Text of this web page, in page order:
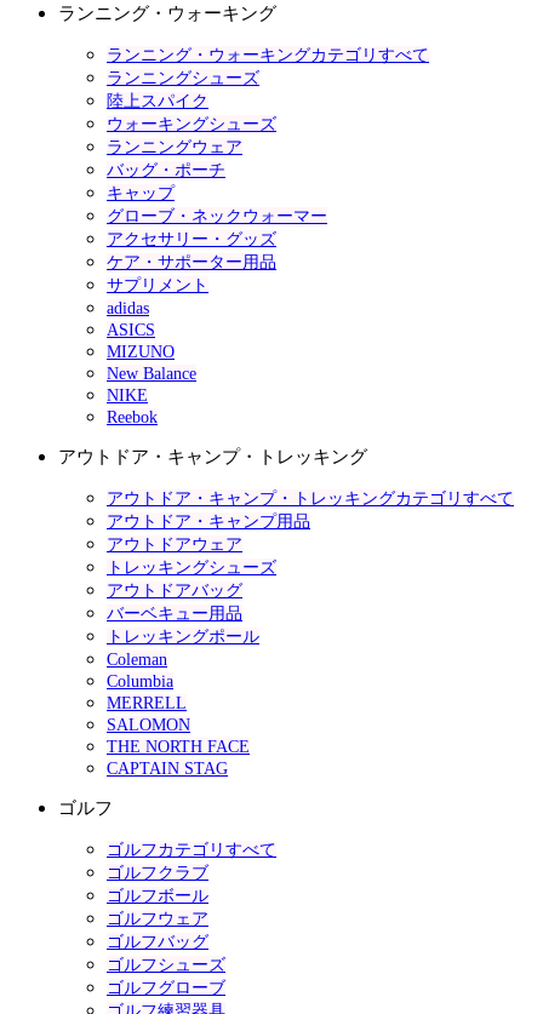
ランニング・ウォーキング
ランニング・ウォーキングカテゴリすべて
ランニングシューズ
陸上スパイク
ウォーキングシューズ
ランニングウェア
バッグ・ポーチ
キャップ
グローブ・ネックウォーマー
アクセサリー・グッズ
ケア・サポーター用品
サプリメント
adidas
ASICS
MIZUNO
New Balance
NIKE
Reebok
アウトドア・キャンプ・トレッキング
アウトドア・キャンプ・トレッキングカテゴリすべて
アウトドア・キャンプ用品
アウトドアウェア
トレッキングシューズ
アウトドアバッグ
バーベキュー用品
トレッキングポール
Coleman
Columbia
MERRELL
SALOMON
THE NORTH FACE
CAPTAIN STAG
ゴルフ
ゴルフカテゴリすべて
ゴルフクラブ
ゴルフボール
ゴルフウェア
ゴルフバッグ
ゴルフシューズ
ゴルフグローブ